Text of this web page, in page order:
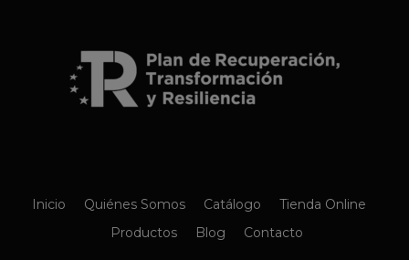
Inicio Quiénes Somos Catálogo
Tienda Online
Productos
Blog Contacto